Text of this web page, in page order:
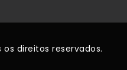
os direitos reservados.